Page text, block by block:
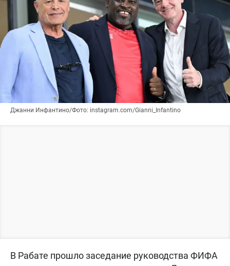
Джанни Инфантино/Фото: instagram.com/Gianni_Infantino
В Рабате прошло заседание руководства ФИФА